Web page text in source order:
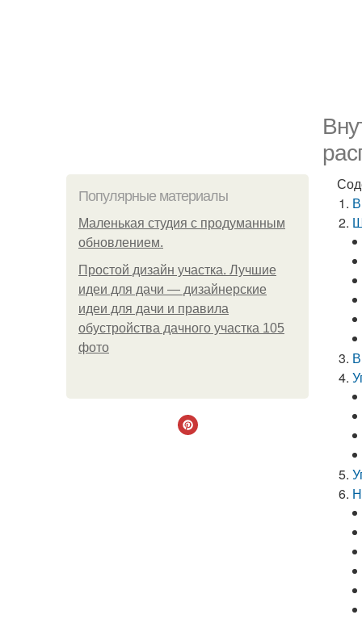
Популярные материалы
Маленькая студия с продуманным
обновлением.
Простой дизайн участка. Лучшие
идеи для дачи — дизайнерские
идеи для дачи и правила
обустройства дачного участка 105
фото